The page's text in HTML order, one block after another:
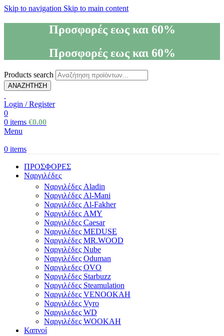
Skip to navigation Skip to main content
Προσφορές εως και 60%
Προσφορές εως και 60%
Products search
ΑΝΑΖΗΤΗΣΗ
Login / Register
0
0 items €0.00
Menu
0 items
ΠΡΟΣΦΟΡΕΣ
Ναργιλέδες
Ναργιλέδες Aladin
Ναργιλέδες Al-Mani
Ναργιλέδες Al-Fakher
Ναργιλέδες AΜΥ
Ναργιλέδες Caesar
Ναργιλέδες MEDUSE
Ναργιλέδες MR.WOOD
Ναργιλέδες Nube
Ναργιλέδες Oduman
Ναργιλεδες OVO
Ναργιλέδες Starbuzz
Ναργιλέδες Steamulation
Ναργιλέδες VENOOKAH
Ναργιλέδες Vyro
Ναργιλεδες WD
Ναργιλέδες WOOKAH
Καπνοί